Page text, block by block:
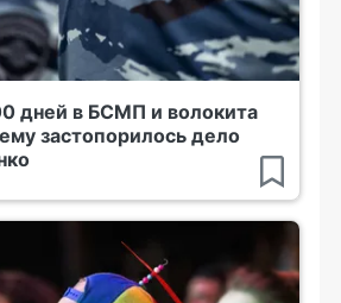
дней в БСМП и волокита
застопорилось дело